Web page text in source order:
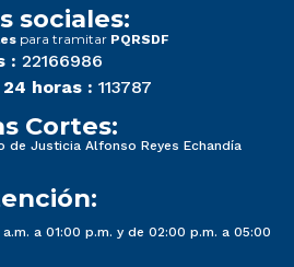
sociales:
para tramitar PQRSDF
: 22166986
horas : 113787
Cortes:
de Justicia Alfonso Reyes Echandía
a 01:00 p.m. y de 02:00 p.m. a 05:00